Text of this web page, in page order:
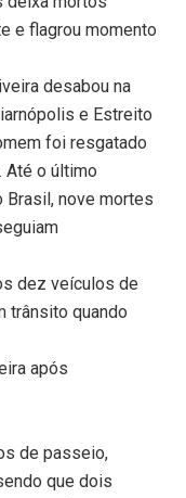
e flagrou momento
desabou na
e Estreito
foi resgatado
Até o último
Brasil, nove mortes
dez veículos de
trânsito quando
após
de passeio,
que dois